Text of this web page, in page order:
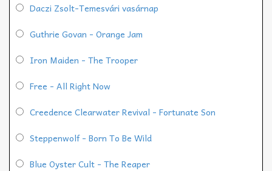
Daczi Zsolt-Temesvári vasárnap
Guthrie Govan - Orange Jam
Iron Maiden - The Trooper
Free - All Right Now
Creedence Clearwater Revival - Fortunate Son
Steppenwolf - Born To Be Wild
Blue Oyster Cult - The Reaper